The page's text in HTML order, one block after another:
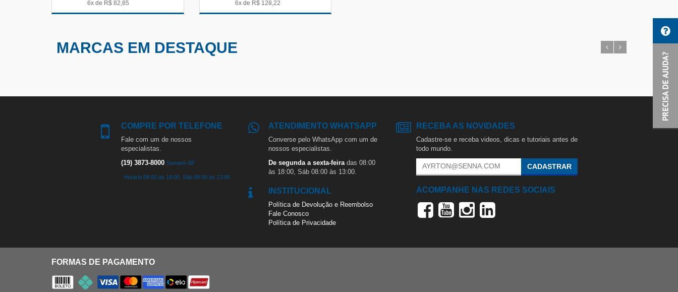
6x de R$ 82,85 6x de R$ 128,22
MARCAS EM DESTAQUE
COMPRE POR TELEFONE
Fale com um de nossos
especialistas.
(19) 3873-8000 Sumaré-SP
Horário 08:00 às 18:00, Sáb 08:00 às 13:00
ATENDIMENTO WHATSAPP
Converse pelo WhatsApp com um de
nossos especialistas.
De segunda a sexta-feira das 08:00
às 18:00, Sáb 08:00 às 13:00.
INSTITUCIONAL
Política de Devolução e Reembolso
Fale Conosco
Política de Privacidade
RECEBA AS NOVIDADES
Cadastre-se e receba videos, dicas e tutoriais antes de
todo mundo.
CADASTRAR
ACOMPANHE NAS REDES SOCIAIS
FORMAS DE PAGAMENTO